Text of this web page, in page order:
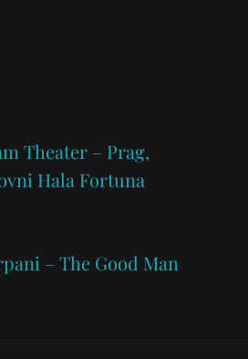
Theater – Prag,
Hala Fortuna
– The Good Man